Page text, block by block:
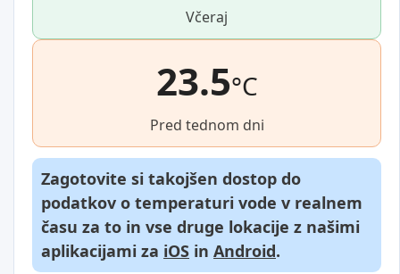
Včeraj
23.5°C
Pred tednom dni
Zagotovite si takojšen dostop do
podatkov o temperaturi vode v realnem
času za to in vse druge lokacije z našimi
aplikacijami za iOS in Android.